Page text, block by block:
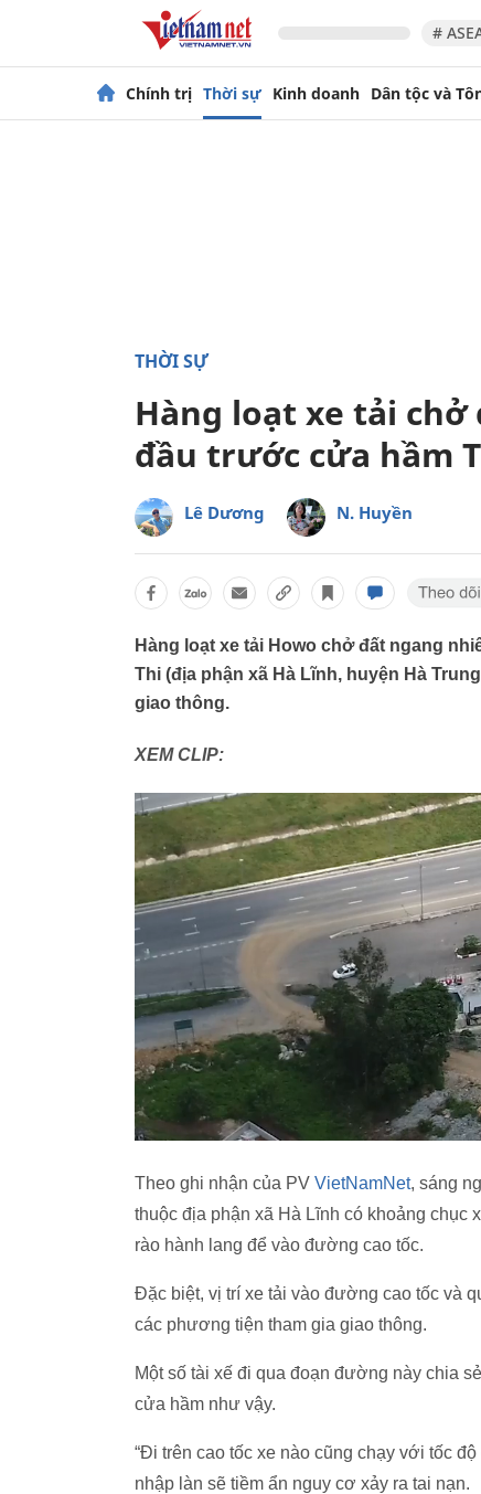
#
Chính trị Thời sự Kinh doanh Dân tộc và
THỜI SỰ
Hàng loạt xe tải chở
đầu trước cửa hầm
Lê Dương N. Huyền
Hàng loạt xe tải Howo chở đất ngang
Thi (địa phận xã Hà Lĩnh, huyện Hà
giao thông.
XEM CLIP:
Theo ghi nhận của PV VietNamNet, sáng
thuộc địa phận xã Hà Lĩnh có khoảng chục
rào hành lang để vào đường cao tốc.
Đặc biệt, vị trí xe tải vào đường cao tốc và
các phương tiện tham gia giao thông.
Một số tài xế đi qua đoạn đường này chia
cửa hầm như vậy.
“Đi trên cao tốc xe nào cũng chạy với tốc
nhập làn sẽ tiềm ẩn nguy cơ xảy ra tai nạn.